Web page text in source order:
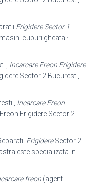
Frigidere Sector 1
cuburi gheata ·
, Incarcare Freon Frigidere
Sector 2 Bucuresti,
, Incarcare Freon
Frigidere Sector 2
FrigidereSector 2
este specializata in
freon (agent